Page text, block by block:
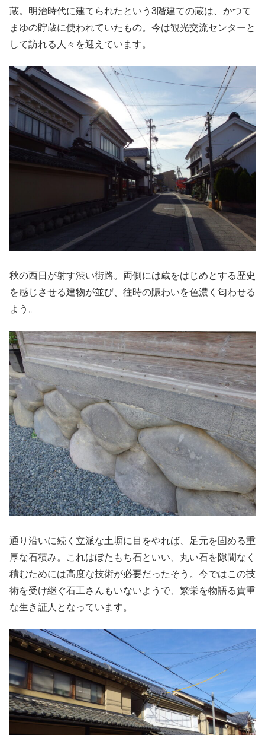
蔵。明治時代に建てられたという3階建ての蔵は、かつて
まゆの貯蔵に使われていたもの。今は観光交流センターと
して訪れる人々を迎えています。
秋の西日が射す渋い街路。両側には蔵をはじめとする歴史
を感じさせる建物が並び、往時の賑わいを色濃く匂わせる
よう。
通り沿いに続く立派な土塀に目をやれば、足元を固める重
厚な石積み。これはぼたもち石といい、丸い石を隙間なく
積むためには高度な技術が必要だったそう。今ではこの技
術を受け継ぐ石工さんもいないようで、繁栄を物語る貴重
な生き証人となっています。